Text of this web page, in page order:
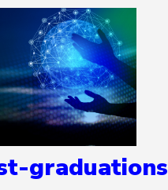
graduations